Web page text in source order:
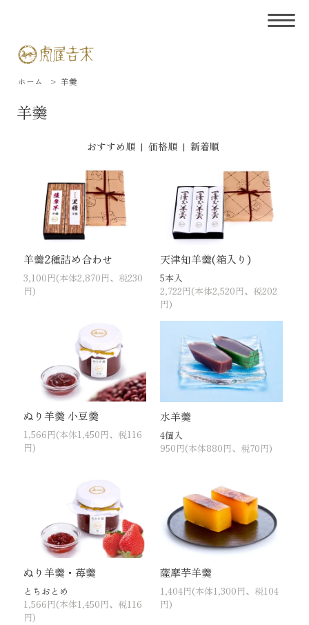
ホーム > 羊羹
羊羹
おすすめ順| 価格順| 新着順
羊羹2種詰め合わせ
3,100円(本体2,870円、税230
円)
天津知羊羹(箱入り)
5本入
2,722円(本体2,520円、税202
円)
ぬり羊羹 小豆羹
1,566円(本体1,450円、税116
円)
水羊羹
4個入
950円(本体880円、税70円)
ぬり羊羹・苺羹
とちおとめ
1,566円(本体1,450円、税116
円)
薩摩芋羊羹
1,404円(本体1,300円、税104
円)